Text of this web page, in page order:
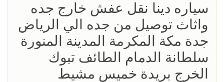
سياره دينا نقل عفش خارج جده
واثاث توصيل من جده الي الرياض
جدة مكة المكرمة المدينة المنورة
سلطانة الدمام الطائف تبوك
الخرج بريدة خميس مشيط